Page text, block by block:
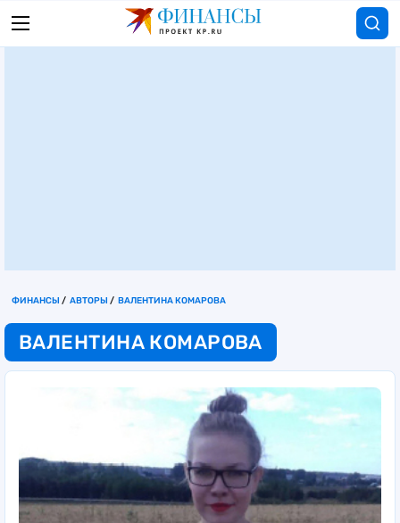
ФИНАНСЫ АВТОРЫ ВАЛЕНТИНА КОМАРОВА
ВАЛЕНТИНА КОМАРОВА